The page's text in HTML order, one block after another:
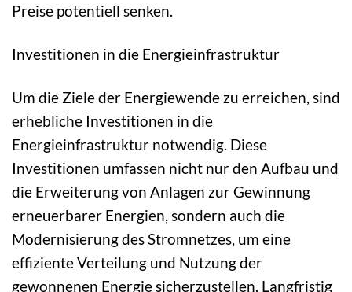
Preise potentiell senken.
Investitionen in die Energieinfrastruktur
Um die Ziele der Energiewende zu erreichen, sind
erhebliche Investitionen in die
Energieinfrastruktur notwendig. Diese
Investitionen umfassen nicht nur den Aufbau und
die Erweiterung von Anlagen zur Gewinnung
erneuerbarer Energien, sondern auch die
Modernisierung des Stromnetzes, um eine
effiziente Verteilung und Nutzung der
gewonnenen Energie sicherzustellen. Langfristig